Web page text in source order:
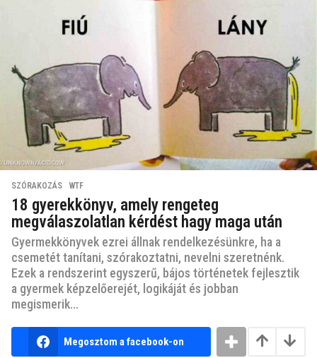
SZÓRAKOZÁS ,WTF
18 gyerekkönyv, amely rengeteg
megválaszolatlan kérdést hagy maga után
Gyermekkönyvek ezrei állnak rendelkezésünkre, ha a
csemetét tanítani, szórakoztatni, nevelni szeretnénk.
Ezek a rendszerint egyszerű, bájos történetek fejlesztik
a gyermek képzelőerejét, logikáját és jobban
megismerik...
Megosztom a facebook-on